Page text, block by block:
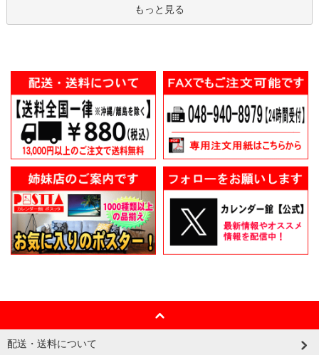
もっと見る
配送・送料について